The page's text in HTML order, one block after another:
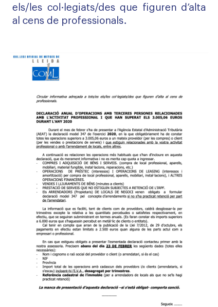
els/les col·legiats/des que figuren d’alta
al cens de professionals.